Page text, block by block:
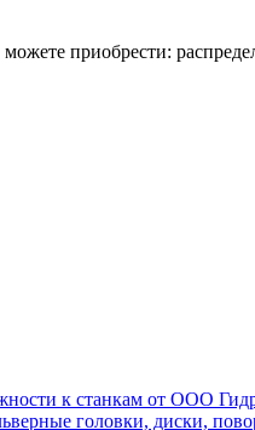
приобрести:
к станкам от ООО
головки, диски,